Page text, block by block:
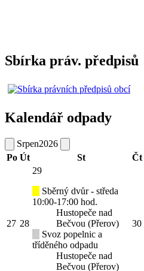
Sbírka práv. předpisů
Kalendář odpady
Srpen2026
Po Út St Čt
27 28
29
Sběrný dvůr - středa
10:00-17:00 hod.
Hustopeče nad
Bečvou (Přerov)
Svoz popelnic a
tříděného odpadu
Hustopeče nad
Bečvou (Přerov)
30